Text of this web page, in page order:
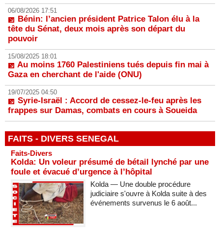
06/08/2026 17:51
Bénin: l’ancien président Patrice Talon élu à la
tête du Sénat, deux mois après son départ du
pouvoir
15/08/2025 18:01
Au moins 1760 Palestiniens tués depuis fin mai à
Gaza en cherchant de l'aide (ONU)
19/07/2025 04:50
Syrie-Israël : Accord de cessez-le-feu après les
frappes sur Damas, combats en cours à Soueida
FAITS - DIVERS SENEGAL
Faits-Divers
Kolda: Un voleur présumé de bétail lynché par une
foule et évacué d’urgence à l’hôpital
Kolda — Une double procédure
judiciaire s'ouvre à Kolda suite à des
événements survenus le 6 août...